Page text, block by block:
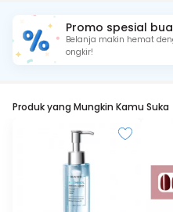
Promo spesial
Belanja makin hemat
ongkir!
Produk yang Mungkin Kamu Suka